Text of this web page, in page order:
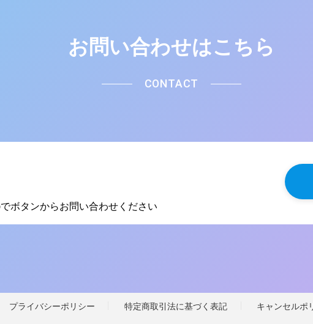
お問い合わせはこちら
CONTACT
ボタンからお問い合わせください
プライバシーポリシー 特定商取引法に基づく表記 キャンセルポ